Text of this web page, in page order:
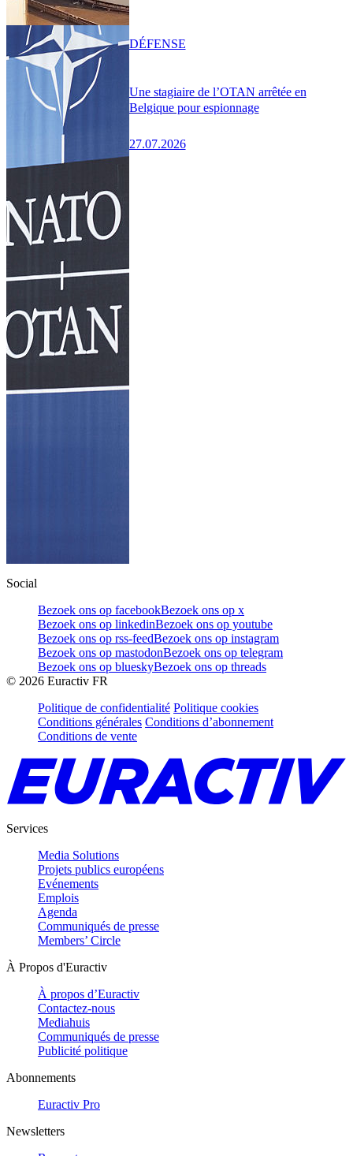
Une stagiaire de l’OTAN arrêtée en
Belgique pour espionnage
27.07.2026
DÉFENSE
Social
Bezoek ons op facebookBezoek ons op x
Bezoek ons op linkedinBezoek ons op youtube
Bezoek ons op rss-feedBezoek ons op instagram
Bezoek ons op mastodonBezoek ons op telegram
Bezoek ons op blueskyBezoek ons op threads
© 2026 Euractiv FR
Politique de confidentialité Politique cookies
Conditions générales Conditions d’abonnement
Conditions de vente
Services
Media Solutions
Projets publics européens
Evénements
Emplois
Agenda
Communiqués de presse
Members’ Circle
À Propos d'Euractiv
À propos d’Euractiv
Contactez-nous
Mediahuis
Communiqués de presse
Publicité politique
Abonnements
Euractiv Pro
Newsletters